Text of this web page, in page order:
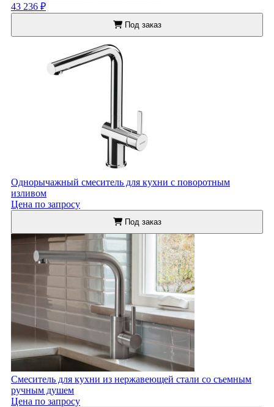
43 236 ₽
Под заказ
Однорычажный смеситель для кухни с поворотным
изливом
Цена по запросу
Под заказ
Смеситель для кухни из нержавеющей стали со съемным
ручным душем
Цена по запросу